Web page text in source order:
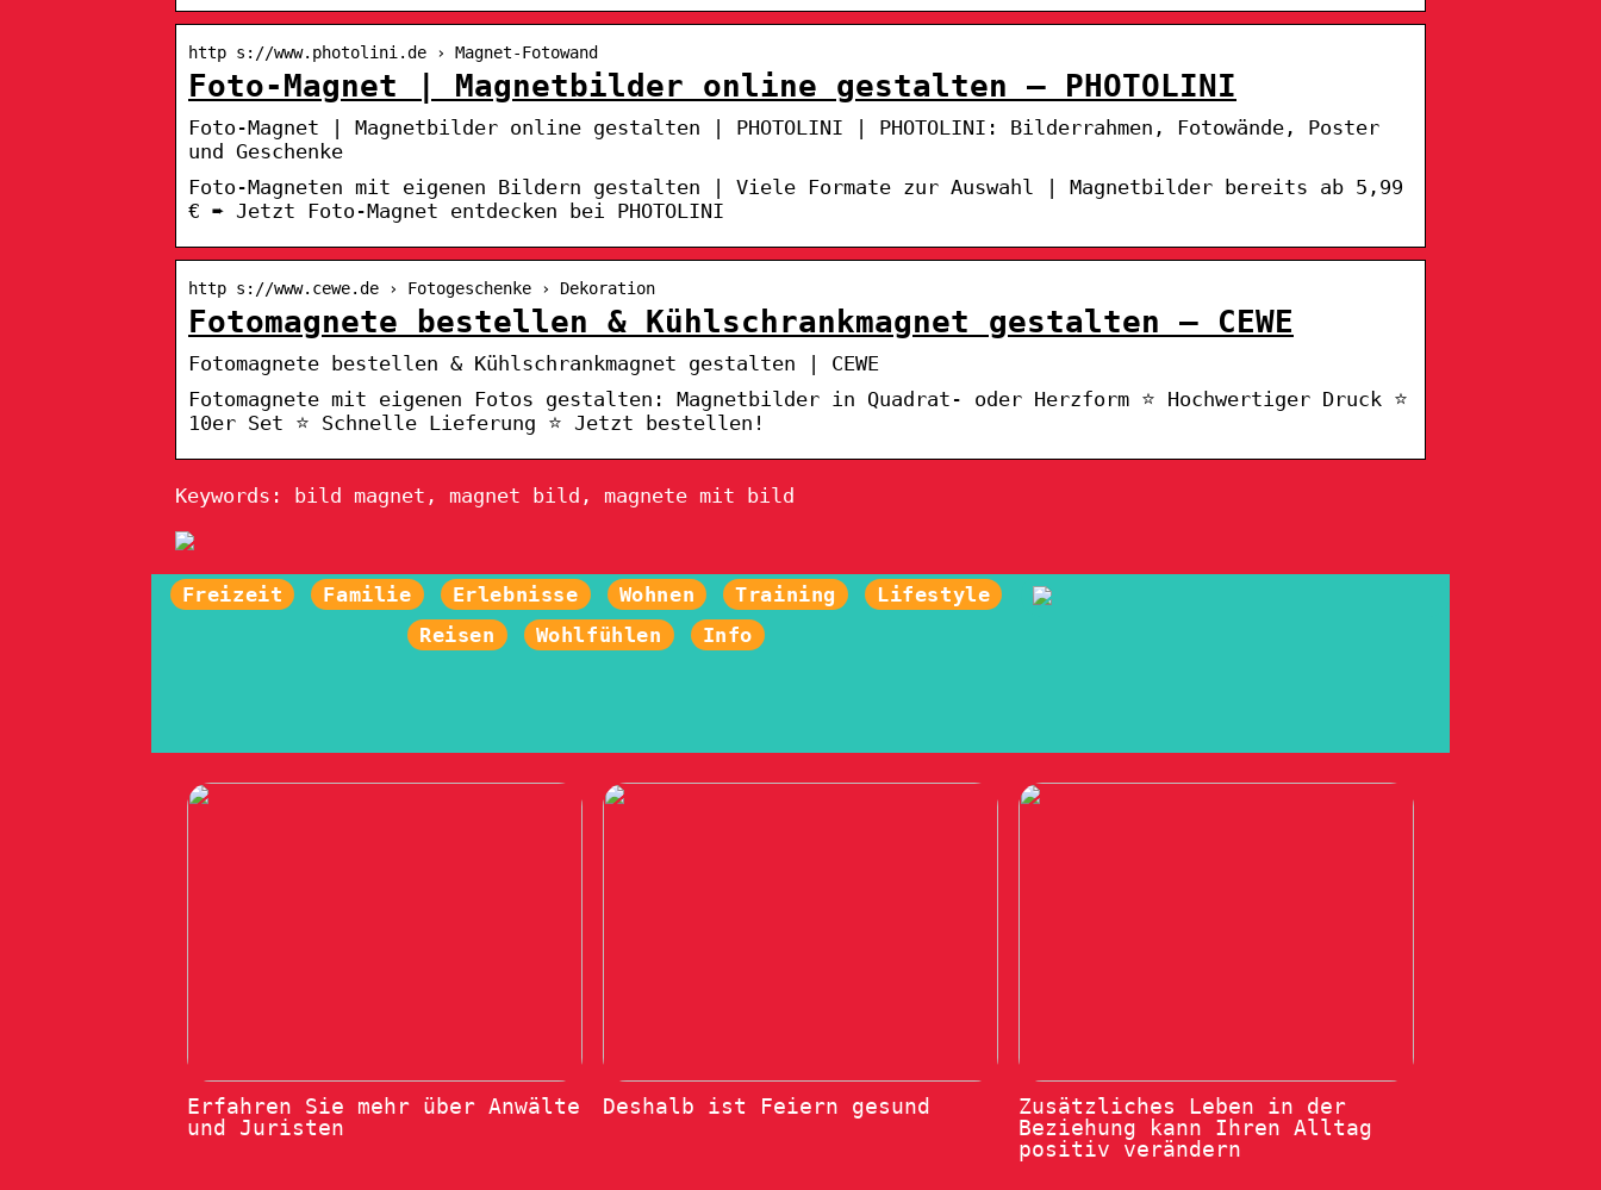
http s://www.photolini.de › Magnet-Fotowand
Foto-Magnet | Magnetbilder online gestalten – PHOTOLINI
Foto-Magnet | Magnetbilder online gestalten | PHOTOLINI | PHOTOLINI: Bilderrahmen, Fotowände, Poster
und Geschenke
Foto-Magneten mit eigenen Bildern gestalten | Viele Formate zur Auswahl | Magnetbilder bereits ab 5,99
€ ➨ Jetzt Foto-Magnet entdecken bei PHOTOLINI
http s://www.cewe.de › Fotogeschenke › Dekoration
Fotomagnete bestellen & Kühlschrankmagnet gestalten – CEWE
Fotomagnete bestellen & Kühlschrankmagnet gestalten | CEWE
Fotomagnete mit eigenen Fotos gestalten: Magnetbilder in Quadrat- oder Herzform ⭐ Hochwertiger Druck ⭐
10er Set ⭐ Schnelle Lieferung ⭐ Jetzt bestellen!
Keywords: bild magnet, magnet bild, magnete mit bild
Freizeit Familie Erlebnisse Wohnen Training
Lifestyle
Reisen
Wohlfühlen Info
Erfahren Sie mehr über Anwälte
und Juristen
Deshalb ist Feiern gesund
Zusätzliches Leben in der
Beziehung kann Ihren Alltag
positiv verändern